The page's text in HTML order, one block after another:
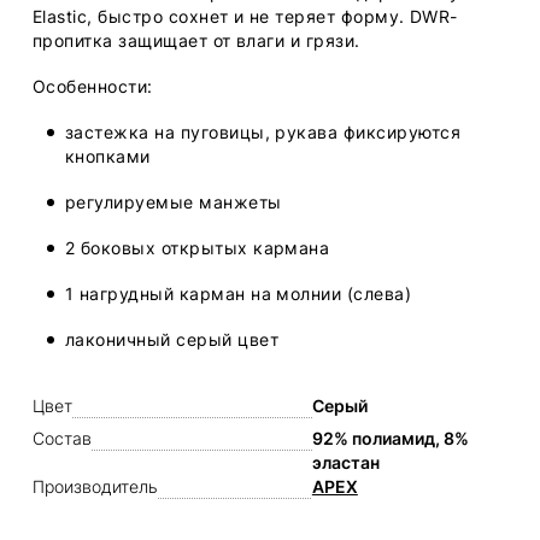
Elastic, быстро сохнет и не теряет форму. DWR-
пропитка защищает от влаги и грязи.
Особенности:
застежка на пуговицы, рукава фиксируются
кнопками
регулируемые манжеты
2 боковых открытых кармана
1 нагрудный карман на молнии (слева)
лаконичный серый цвет
Цвет
Серый
Состав
92% полиамид, 8%
эластан
Производитель
APEX